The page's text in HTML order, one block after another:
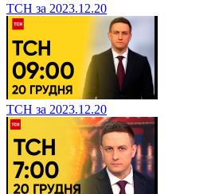
ТСН за 2023.12.20
ТСН за 2023.12.20